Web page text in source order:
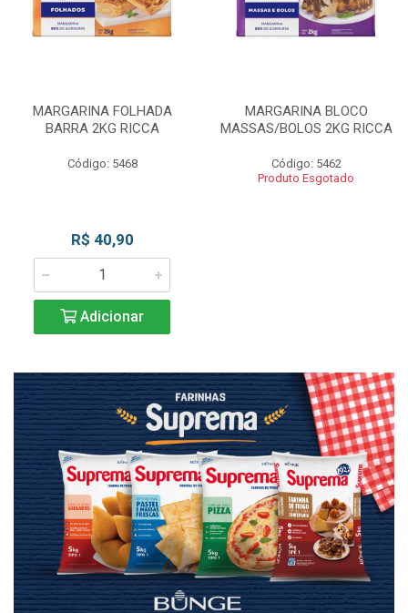
MARGARINA FOLHADA
BARRA 2KG RICCA
Código: 5468
R$ 40,90
Adicionar
MARGARINA BLOCO
MASSAS/BOLOS 2KG RICCA
Código: 5462
Produto Esgotado